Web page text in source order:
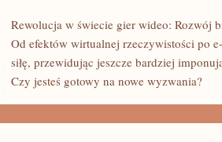
REWOLUCJA
Rewolucja w świecie gier wideo: Rozwój
Od efektów wirtualnej rzeczywistości po
siłę, przewidując jeszcze bardziej
Czy jesteś gotowy na nowe wyzwania?